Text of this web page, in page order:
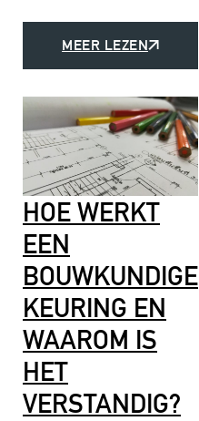
MEER LEZEN
HOE WERKT
EEN
BOUWKUNDIGE
KEURING EN
WAAROM IS
HET
VERSTANDIG?